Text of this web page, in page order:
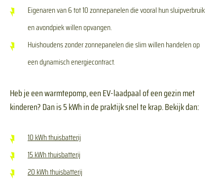
Eigenaren van 6 tot 10 zonnepanelen die vooral hun sluipverbruik
en avondpiek willen opvangen.
Huishoudens zonder zonnepanelen die slim willen handelen op
een dynamisch energiecontract.
Heb je een warmtepomp, een EV-laadpaal of een gezin met
kinderen? Dan is 5 kWh in de praktijk snel te krap. Bekijk dan:
10 kWh thuisbatterij
15 kWh thuisbatterij
20 kWh thuisbatterij